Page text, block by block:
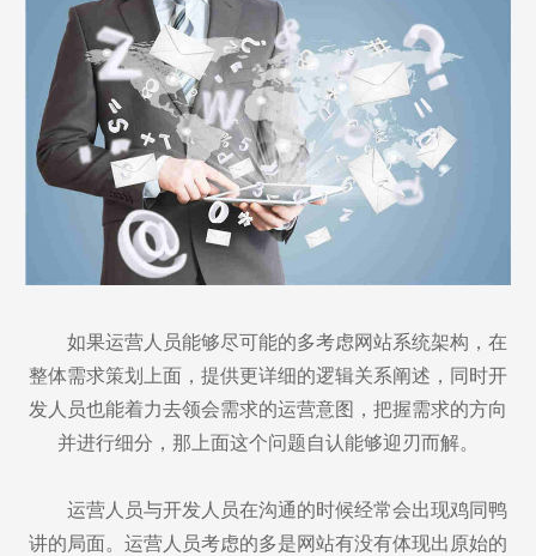
如果运营人员能够尽可能的多考虑网站系统架构，在
整体需求策划上面，提供更详细的逻辑关系阐述，同时开
发人员也能着力去领会需求的运营意图，把握需求的方向
并进行细分，那上面这个问题自认能够迎刃而解。
运营人员与开发人员在沟通的时候经常会出现鸡同鸭
讲的局面。运营人员考虑的多是网站有没有体现出原始的